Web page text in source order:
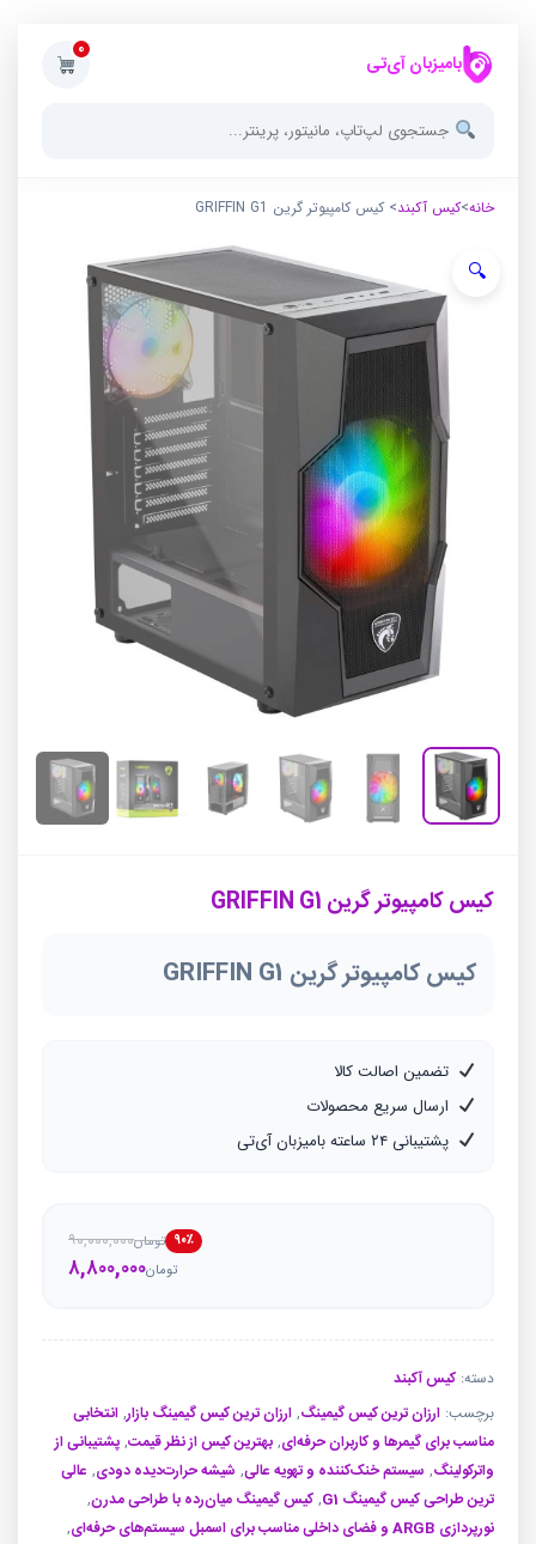
بامیزبان آی‌تی
0
خانه>کیس آکبند> کیس کامپیوتر گرین GRIFFIN G1
کیس کامپیوتر گرین GRIFFIN G1
کیس کامپیوتر گرین GRIFFIN G1
تضمین اصالت کالا
ارسال سریع محصولات
پشتیبانی ۲۴ ساعته بامیزبان آی‌تی
۹۰٪ تومان۹۰,۰۰۰,۰۰۰
قیمت
تومان۸,۸۰۰,۰۰۰قیمت
دسته: کیس آکبند
برچسب: ارزان ترین کیس گیمینگ, ارزان ترین کیس گیمینگ بازار, انتخابی
مناسب برای گیمرها و کاربران حرفه‌ای, بهترین کیس از نظر قیمت, پشتیبانی از
واترکولینگ, سیستم خنک‌کننده و تهویه عالی, شیشه حرارت‌دیده دودی, عالی
ترین طراحی کیس گیمینگ G1
, کیس گیمینگ میان‌رده با طراحی مدرن,
نورپردازی ARGB و فضای داخلی مناسب برای اسمبل سیستم‌های حرفه‌ای ,